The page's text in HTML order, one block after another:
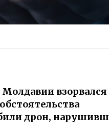
взорвался
дрон,